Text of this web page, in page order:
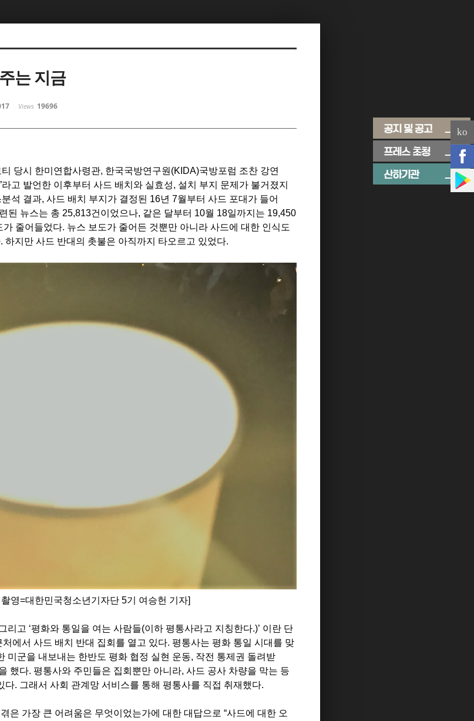
는 지금
Views 19696
당시 한미연합사령관, 한국국방연구원 (KIDA)국방포럼 조찬 강연
라고 발언한 이후부터 사드 배치와 실효성, 설치 부지 문제가 불거졌지
분석 결과, 사드 배치 부지가 결정된 16년 7월부터 사드 포대가 들어
된 뉴스는 총 25,813건이었으나, 같은 달부터 10월 18일까지는 19,450
가 줄어들었다. 뉴스 보도가 줄어든 것뿐만 아니라 사드에 대한 인식도
. 하지만 사드 반대의 촛불은 아직까지 타오르고 있었다.
촬영=대한민국청소년기자단 5기 여승헌 기자]
그리고 ‘평화와 통일을 여는 사람들(이하 평통사라고 지칭한다.)’ 이란 단
에서 사드 배치 반대 집회를 열고 있다. 평통사는 평화 통일 시대를 맞
미군을 내보내는 한반도 평화 협정 실현 운동, 작전 통제권 돌려받
했다. 평통사와 주민들은 집회뿐만 아니라, 사드 공사 차량을 막는 등
다. 그래서 사회 관계망 서비스를 통해 평통사를 직접 취재했다.
은 가장 큰 어려움은 무엇이었는가에 대한 대답으로 “사드에 대한 오
ko